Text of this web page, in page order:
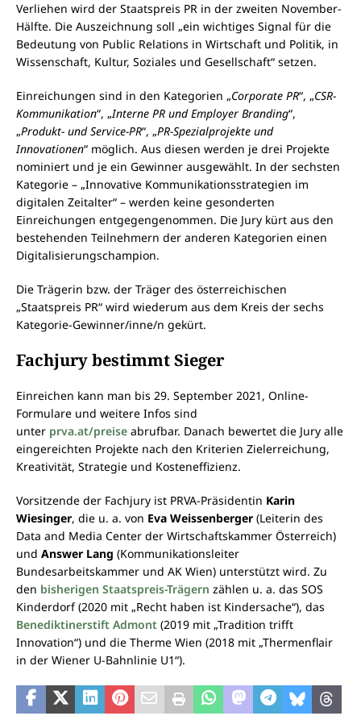
Verliehen wird der Staatspreis PR in der zweiten November-
Hälfte. Die Auszeichnung soll „ein wichtiges Signal für die
Bedeutung von Public Relations in Wirtschaft und Politik, in
Wissenschaft, Kultur, Soziales und Gesellschaft“ setzen.
Einreichungen sind in den Kategorien „Corporate PR“, „CSR-
Kommunikation“, „Interne PR und Employer Branding“,
„Produkt- und Service-PR“, „PR-Spezialprojekte und
Innovationen“ möglich. Aus diesen werden je drei Projekte
nominiert und je ein Gewinner ausgewählt. In der sechsten
Kategorie – „Innovative Kommunikationsstrategien im
digitalen Zeitalter“ – werden keine gesonderten
Einreichungen entgegengenommen. Die Jury kürt aus den
bestehenden Teilnehmern der anderen Kategorien einen
Digitalisierungschampion.
Die Trägerin bzw. der Träger des österreichischen
„Staatspreis PR“ wird wiederum aus dem Kreis der sechs
Kategorie-Gewinner/inne/n gekürt.
Fachjury bestimmt Sieger
Einreichen kann man bis 29. September 2021, Online-
Formulare und weitere Infos sind
unter prva.at/preise abrufbar. Danach bewertet die Jury alle
eingereichten Projekte nach den Kriterien Zielerreichung,
Kreativität, Strategie und Kosteneffizienz.
Vorsitzende der Fachjury ist PRVA-Präsidentin Karin
Wiesinger, die u. a. von Eva Weissenberger (Leiterin des
Data and Media Center der Wirtschaftskammer Österreich)
und Answer Lang (Kommunikationsleiter
Bundesarbeitskammer und AK Wien) unterstützt wird. Zu
den bisherigen Staatspreis-Trägern zählen u. a. das SOS
Kinderdorf (2020 mit „Recht haben ist Kindersache“), das
Benediktinerstift Admont (2019 mit „Tradition trifft
Innovation“) und die Therme Wien (2018 mit „Thermenflair
in der Wiener U-Bahnlinie U1“).